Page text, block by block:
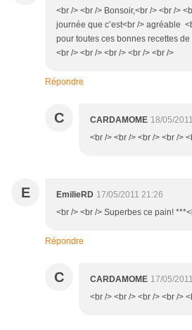
<br /> <br /> Bonsoir,<br /> <br />
journée que c’est<br /> agréable
pour toutes ces bonnes recettes
<br /> <br /> <br /> <br /> <br />
Répondre
C CARDAMOME 18/05/
<br /> <br /> <br /> <br />
E EmilieRD 17/05/2011 21:26
<br /> <br /> Superbes ce pain!
Répondre
C CARDAMOME 17/05/
<br /> <br /> <br /> <br />